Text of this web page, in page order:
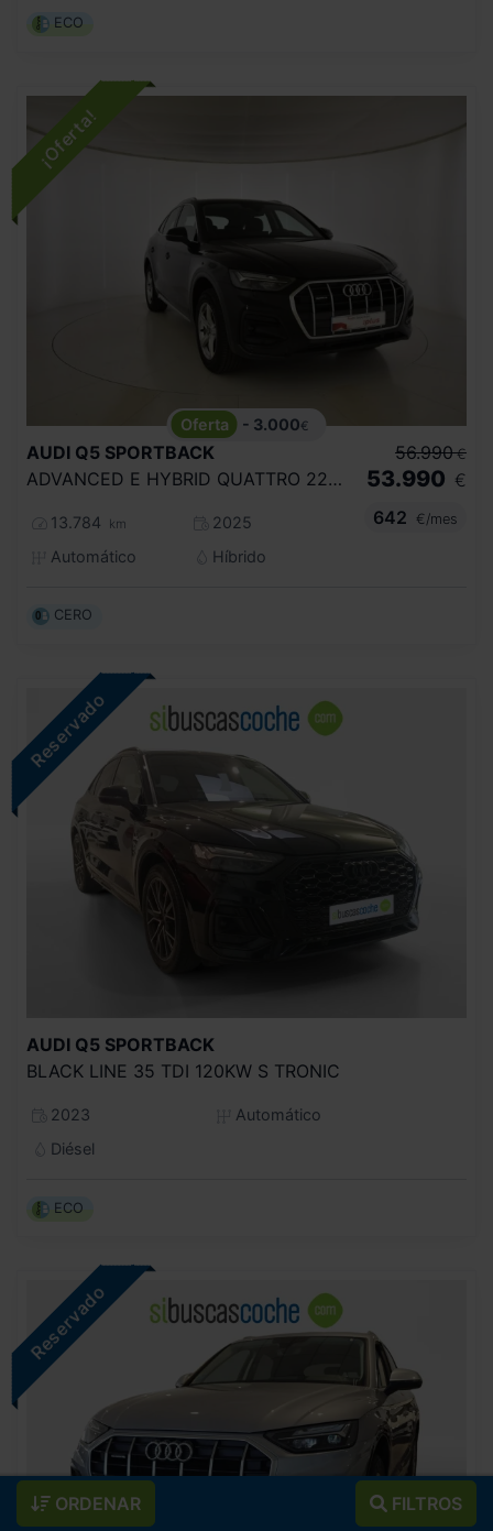
ORDENAR FILTROS
ECO
- 3.000€
AUDI Q5 SPORTBACK
ADVANCED E HYBRID QUATTRO 220KW S TRONIC
13.784 km
2025
Automático
Híbrido
56.990 €
53.990 €
642
€/mes
CERO
AUDI Q5 SPORTBACK
BLACK LINE 35 TDI 120KW S TRONIC
2023
Automático
Diésel
ECO